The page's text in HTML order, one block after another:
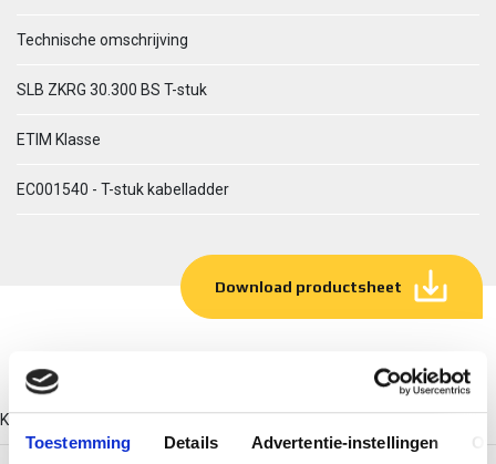
Toestemming Details Advertentie-instellingen
Technische omschrijving
SLB ZKRG 30.300 BS T-stuk
ETIM Klasse
EC001540 - T-stuk kabelladder
Download productsheet
Technische gegevens
Kleur